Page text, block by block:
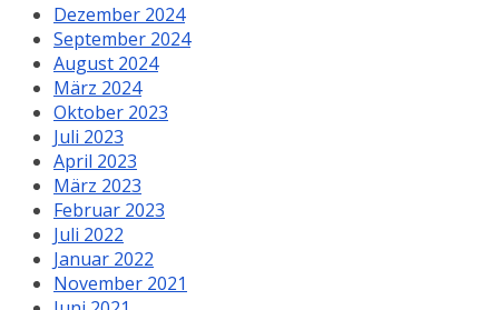
Dezember 2024
September 2024
August 2024
März 2024
Oktober 2023
Juli 2023
April 2023
März 2023
Februar 2023
Juli 2022
Januar 2022
November 2021